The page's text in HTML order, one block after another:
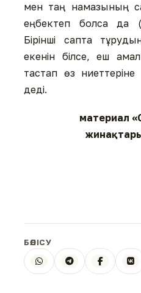
мен таң намазының
еңбектеп болса да
Бірінші сапта
екенін білсе, еш
тастап өз
деді.
материал
БӨЛІСУ